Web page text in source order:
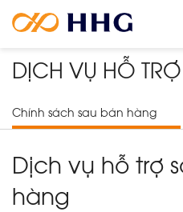
DỊCH VỤ HỖ TRỢ
Chính sách sau bán hàng
Dịch vụ hỗ trợ
hàng